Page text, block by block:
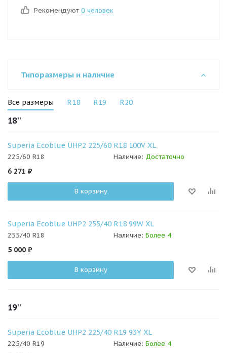
Рекомендуют 0 человек
Типоразмеры и наличие
Все размеры R18 R19 R20
18''
Superia Ecoblue UHP2 225/60 R18 100V XL
225/60 R18 Наличие: Достаточно
6 271 ₽
В корзину
Superia Ecoblue UHP2 255/40 R18 99W XL
255/40 R18 Наличие: Более 4
5 000 ₽
В корзину
19''
Superia Ecoblue UHP2 225/40 R19 93Y XL
225/40 R19 Наличие: Более 4